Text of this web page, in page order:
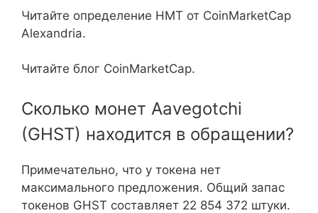
Читайте определение НМТ от CoinMarketCap
Alexandria.
Читайте блог CoinMarketCap.
Сколько монет Aavegotchi
(GHST) находится в обращении?
Примечательно, что у токена нет
максимального предложения. Общий запас
токенов GHST составляет 22 854 372 штуки.